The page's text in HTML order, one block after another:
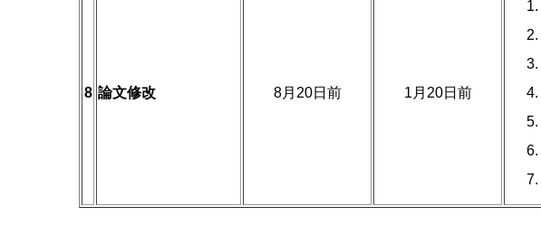
8 論文修改 8月20日前 1月20日前